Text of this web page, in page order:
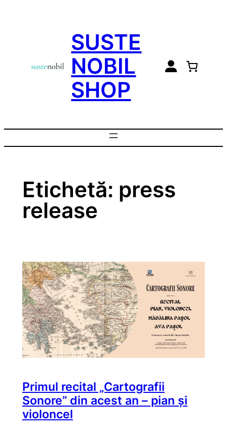
SUSTE
NOBIL
SHOP
Etichetă: press
release
Primul recital „Cartografii
Sonore” din acest an – pian și
violoncel